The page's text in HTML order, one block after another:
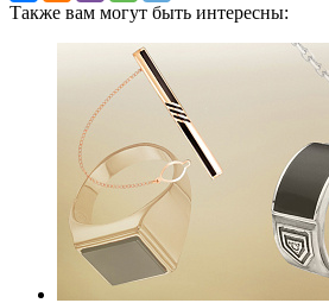
Также вам могут быть интересны: